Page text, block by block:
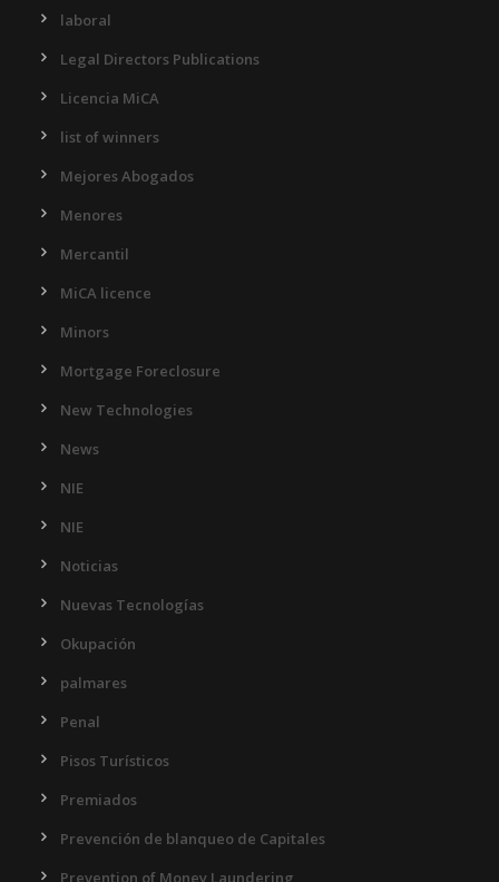
laboral
Legal Directors Publications
Licencia MiCA
list of winners
Mejores Abogados
Menores
Mercantil
MiCA licence
Minors
Mortgage Foreclosure
New Technologies
News
NIE
NIE
Noticias
Nuevas Tecnologías
Okupación
palmares
Penal
Pisos Turísticos
Premiados
Prevención de blanqueo de Capitales
Prevention of Money Laundering